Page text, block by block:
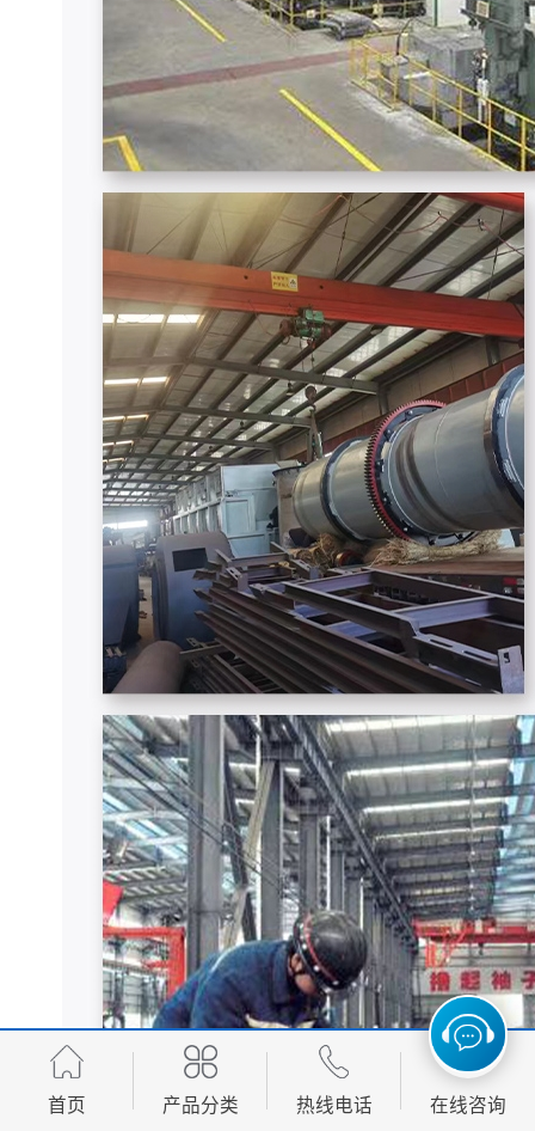
首页 产品分类 热线电话 在线咨询